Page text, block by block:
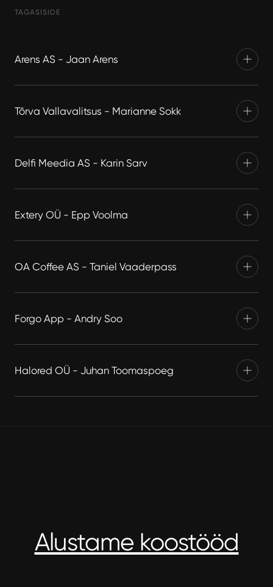
TAGASISIDE
Arens AS - Jaan Arens
Tõrva Vallavalitsus - Marianne Sokk
Delfi Meedia AS - Karin Sarv
Extery OÜ - Epp Voolma
OA Coffee AS - Taniel Vaaderpass
Forgo App - Andry Soo
Halored OÜ - Juhan Toomaspoeg
Alustame koostööd